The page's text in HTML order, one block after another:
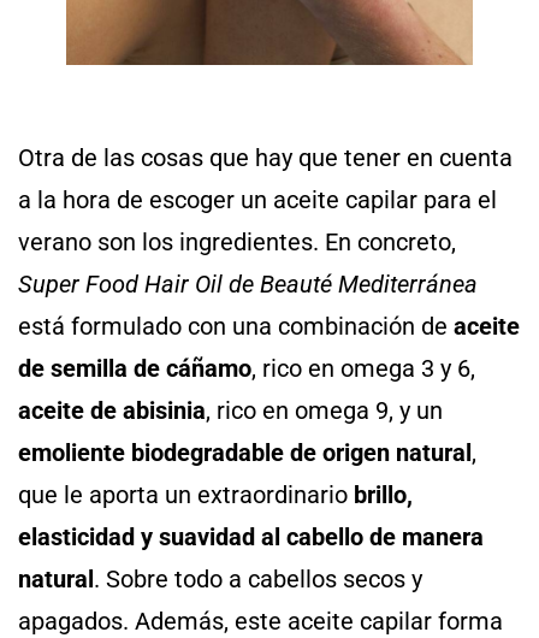
Otra de las cosas que hay que tener en cuenta
a la hora de escoger un aceite capilar para el
verano son los ingredientes. En concreto,
Super Food Hair Oil de Beauté Mediterránea
está formulado con una combinación de aceite
de semilla de cáñamo, rico en omega 3 y 6,
aceite de abisinia, rico en omega 9, y un
emoliente biodegradable de origen natural,
que le aporta un extraordinario brillo,
elasticidad y suavidad al cabello de manera
natural. Sobre todo a cabellos secos y
apagados. Además, este aceite capilar forma